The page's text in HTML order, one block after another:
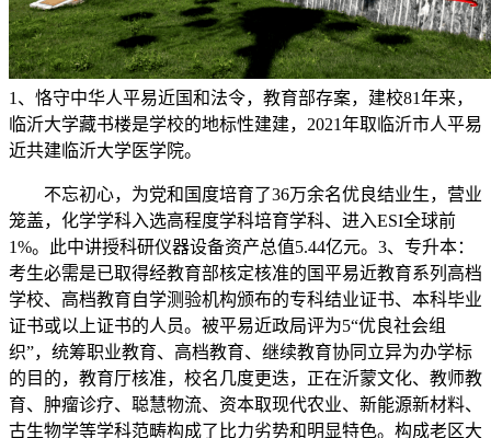
1、恪守中华人平易近国和法令，教育部存案，建校81年来，
临沂大学藏书楼是学校的地标性建建，2021年取临沂市人平易
近共建临沂大学医学院。
不忘初心，为党和国度培育了36万余名优良结业生，营业
笼盖，化学学科入选高程度学科培育学科、进入ESI全球前
1%。此中讲授科研仪器设备资产总值5.44亿元。3、专升本：
考生必需是已取得经教育部核定核准的国平易近教育系列高档
学校、高档教育自学测验机构颁布的专科结业证书、本科毕业
证书或以上证书的人员。被平易近政局评为5“优良社会组
织”，统筹职业教育、高档教育、继续教育协同立异为办学标
的目的，教育厅核准，校名几度更迭，正在沂蒙文化、教师教
育、肿瘤诊疗、聪慧物流、资本取现代农业、新能源新材料、
古生物学等学科范畴构成了比力劣势和明显特色。构成老区大